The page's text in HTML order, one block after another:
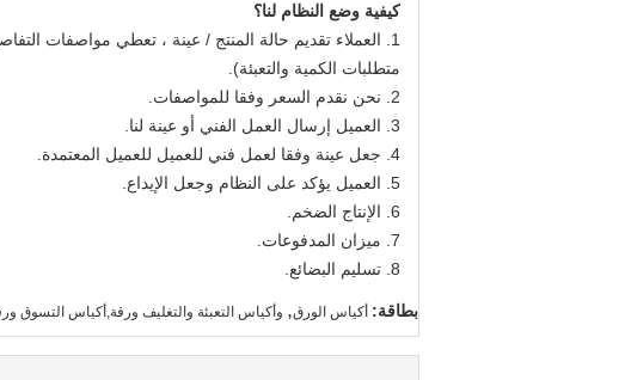
كيفية وضع النظام لنا؟
1. العملاء تقديم حالة المنتج / عينة ، تعطي مواصفات
متطلبات الكمية والتعبئة).
2. نحن نقدم السعر وفقا للمواصفات.
3. العميل إرسال العمل الفني أو عينة لنا.
4. جعل عينة وفقا لعمل فني للعميل للعميل المعتمدة.
5. العميل يؤكد على النظام وجعل الإيداع.
6. الإنتاج الضخم.
7. ميزان المدفوعات.
8. تسليم البضائع.
بطاقة: أكياس الورق, وأكياس التعبئة والتغليف ورقة,أكياس التسوق